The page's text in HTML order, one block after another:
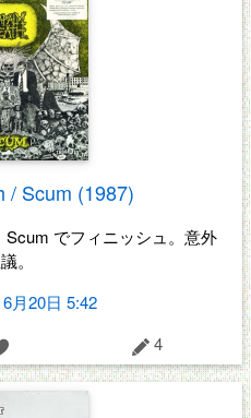
/ Scum (1987)
Scum でフィニッシュ。意外
。
6月20日 5:42
4